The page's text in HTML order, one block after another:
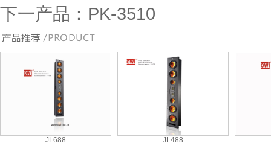
下一产品： PK-3510
JL688 JL488